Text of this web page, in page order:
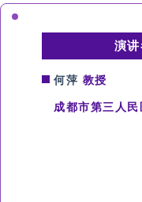
演讲
何萍 教授
成都市第三人民